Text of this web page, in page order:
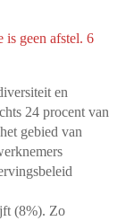
is geen afstel. 6
en
24 procent van
gebied van
(8%). Zo